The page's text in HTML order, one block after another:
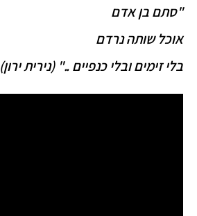
"סתם בן אדם
אוכל שותה נרדם
בלי זימים ובלי כנפיים .." (נירית ירון)